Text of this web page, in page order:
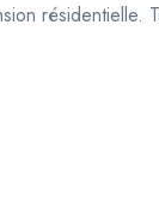
résidentielle.